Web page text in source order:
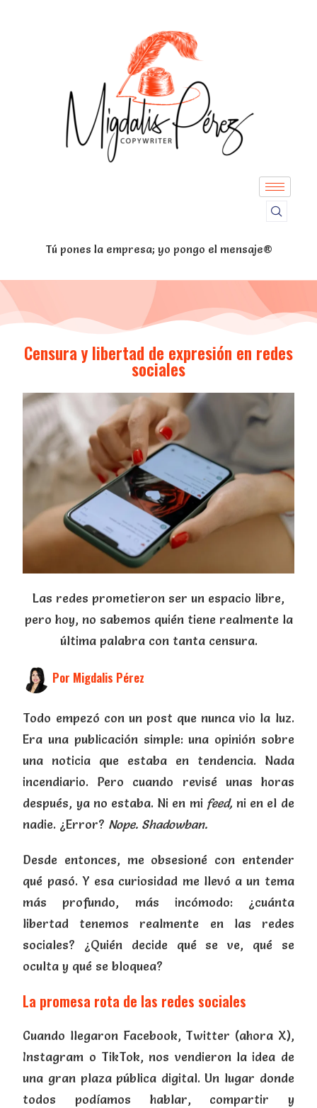
Tú pones la empresa; yo pongo el mensaje®
Censura y libertad de expresión en redes
sociales
Las redes prometieron ser un espacio libre,
pero hoy, no sabemos quién tiene realmente la
última palabra con tanta censura.
Por Migdalis Pérez
Todo empezó con un post que nunca vio la luz.
Era una publicación simple: una opinión sobre
una noticia que estaba en tendencia. Nada
incendiario. Pero cuando revisé unas horas
después, ya no estaba. Ni en mi feed, ni en el de
nadie. ¿Error? Nope. Shadowban.
Desde entonces, me obsesioné con entender
qué pasó. Y esa curiosidad me llevó a un tema
más profundo, más incómodo: ¿cuánta
libertad tenemos realmente en las redes
sociales? ¿Quién decide qué se ve, qué se
oculta y qué se bloquea?
La promesa rota de las redes sociales
Cuando llegaron Facebook, Twitter (ahora X),
Instagram o TikTok, nos vendieron la idea de
una gran plaza pública digital. Un lugar donde
todos podíamos hablar, compartir y